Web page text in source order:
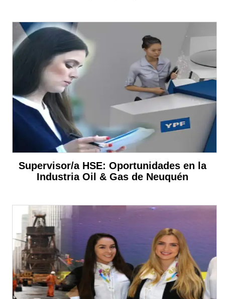
Supervisor/a HSE: Oportunidades en la
Industria Oil & Gas de Neuquén